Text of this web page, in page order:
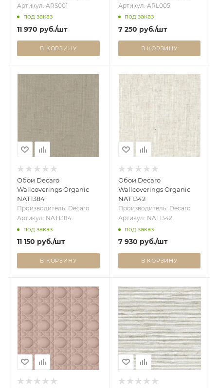
Артикул: ARS001
под заказ
11 970 руб./шт
В КОРЗИНУ
Артикул: ARL005
под заказ
7 250 руб./шт
В КОРЗИНУ
Обои Decaro
Wallcoverings Organic
NAT1384
Производитель: Decaro
Артикул: NAT1384
под заказ
11 150 руб./шт
В КОРЗИНУ
Обои Decaro
Wallcoverings Organic
NAT1342
Производитель: Decaro
Артикул: NAT1342
под заказ
7 930 руб./шт
В КОРЗИНУ